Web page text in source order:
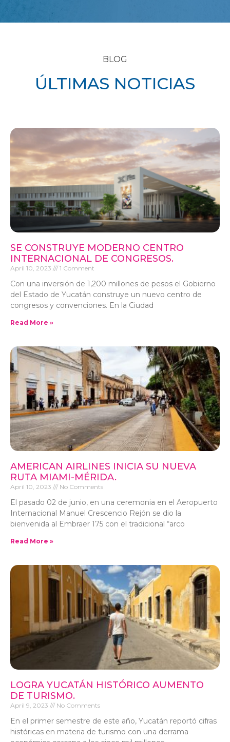
BLOG
ÚLTIMAS NOTICIAS
SE CONSTRUYE MODERNO CENTRO
INTERNACIONAL DE CONGRESOS.
April 10, 2023 1 Comment
Con una inversión de 1,200 millones de pesos el Gobierno
del Estado de Yucatán construye un nuevo centro de
congresos y convenciones. En la Ciudad
Read More »
AMERICAN AIRLINES INICIA SU NUEVA
RUTA MIAMI-MÉRIDA.
April 10, 2023 No Comments
El pasado 02 de junio, en una ceremonia en el Aeropuerto
Internacional Manuel Crescencio Rejón se dio la
bienvenida al Embraer 175 con el tradicional “arco
Read More »
LOGRA YUCATÁN HISTÓRICO AUMENTO
DE TURISMO.
April 9, 2023 No Comments
En el primer semestre de este año, Yucatán reportó cifras
históricas en materia de turismo con una derrama